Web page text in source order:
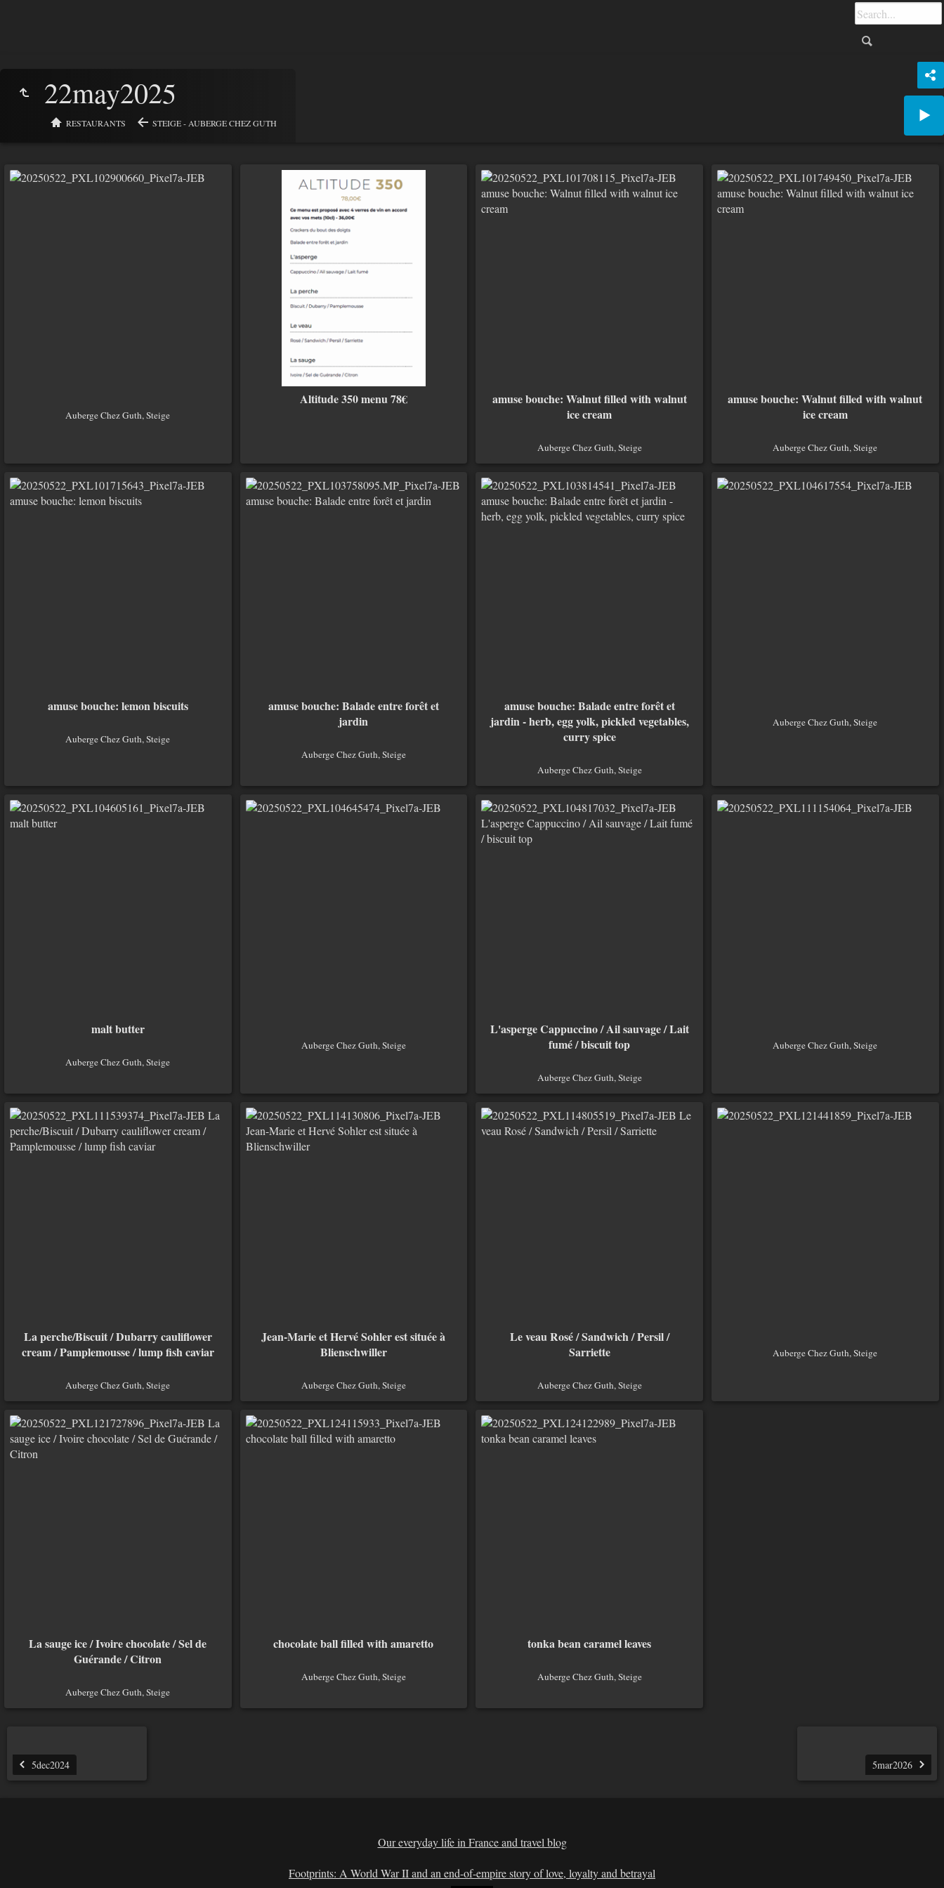
22may2025
RESTAURANTS STEIGE - AUBERGE CHEZ GUTH
Auberge Chez Guth, Steige
Altitude 350 menu 78€
amuse bouche: Walnut filled with walnut
ice cream
Auberge Chez Guth, Steige
amuse bouche: Walnut filled with walnut
ice cream
Auberge Chez Guth, Steige
amuse bouche: lemon biscuits
Auberge Chez Guth, Steige
amuse bouche: Balade entre forêt et
jardin
Auberge Chez Guth, Steige
amuse bouche: Balade entre forêt et
jardin - herb, egg yolk, pickled vegetables,
curry spice
Auberge Chez Guth, Steige
Auberge Chez Guth, Steige
malt butter
Auberge Chez Guth, Steige
Auberge Chez Guth, Steige
L'asperge Cappuccino / Ail sauvage / Lait
fumé / biscuit top
Auberge Chez Guth, Steige
Auberge Chez Guth, Steige
La perche/Biscuit / Dubarry cauliflower
cream / Pamplemousse / lump fish caviar
Auberge Chez Guth, Steige
Jean-Marie et Hervé Sohler est située à
Blienschwiller
Auberge Chez Guth, Steige
Le veau Rosé / Sandwich / Persil /
Sarriette
Auberge Chez Guth, Steige
Auberge Chez Guth, Steige
La sauge ice / Ivoire chocolate / Sel de
Guérande / Citron
Auberge Chez Guth, Steige
chocolate ball filled with amaretto
Auberge Chez Guth, Steige
tonka bean caramel leaves
Auberge Chez Guth, Steige
5dec2024 5mar2026
Our everyday life in France and travel blog
Footprints: A World War II and an end-of-empire story of love, loyalty and betrayal